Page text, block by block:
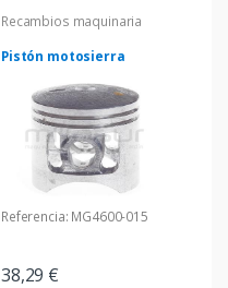
Recambios maquinaria
Pistón motosierra
Referencia: MG4600-015
38,29 €